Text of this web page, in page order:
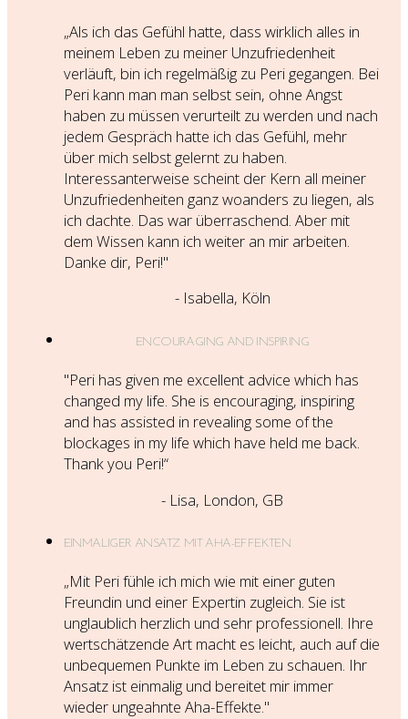
„Als ich das Gefühl hatte, dass wirklich alles in
meinem Leben zu meiner Unzufriedenheit
verläuft, bin ich regelmäßig zu Peri gegangen. Bei
Peri kann man man selbst sein, ohne Angst
haben zu müssen verurteilt zu werden und nach
jedem Gespräch hatte ich das Gefühl, mehr
über mich selbst gelernt zu haben.
Interessanterweise scheint der Kern all meiner
Unzufriedenheiten ganz woanders zu liegen, als
ich dachte. Das war überraschend. Aber mit
dem Wissen kann ich weiter an mir arbeiten.
Danke dir, Peri!"
- Isabella, Köln
ENCOURAGING AND INSPIRING
"Peri has given me excellent advice which has
changed my life. She is encouraging, inspiring
and has assisted in revealing some of the
blockages in my life which have held me back.
Thank you Peri!“
- Lisa, London, GB
EINMALIGER ANSATZ MIT AHA-EFFEKTEN
„Mit Peri fühle ich mich wie mit einer guten
Freundin und einer Expertin zugleich. Sie ist
unglaublich herzlich und sehr professionell. Ihre
wertschätzende Art macht es leicht, auch auf die
unbequemen Punkte im Leben zu schauen. Ihr
Ansatz ist einmalig und bereitet mir immer
wieder ungeahnte Aha-Effekte."